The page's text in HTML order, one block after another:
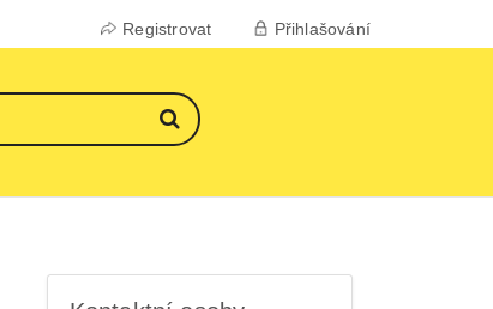
Registrovat Přihlašování